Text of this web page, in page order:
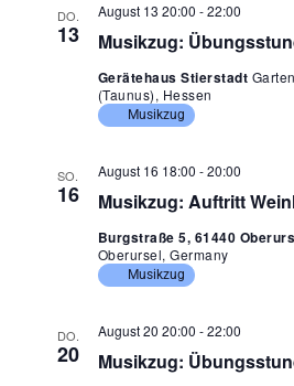
DO.
13 Musikzug:
August 13 20:00 -22:00
Gerätehaus Stierstadt
(Taunus), Hessen
Musikzug
SO.
16 Musikzug: Auftritt
August 16 18:00 -20:00
Burgstraße 5, 61440
Oberursel, Germany
Musikzug
DO.
20 Musikzug:
August 20 20:00 -22:00